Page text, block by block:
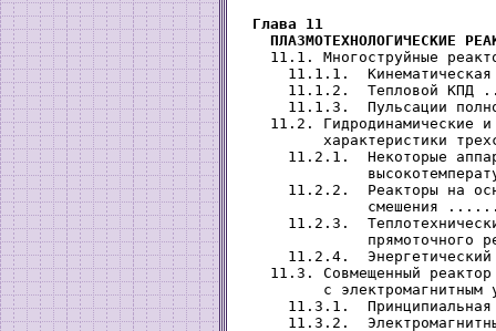
Глава 11
ПЛАЗМОТЕХНОЛОГИЧЕСКИЕ
11.1. Многоструйные
11.1.1.
11.1.2.  Тепловой КПД
11.1.3.  Пульсации
11.2. Гидродинамические
характеристики
11.2.1.  Некоторые
11.2.2.  Реакторы на
смешения
11.2.3.
прямоточного
11.2.4.
11.3. Совмещенный
с электромагнитным
11.3.1.
11.3.2.